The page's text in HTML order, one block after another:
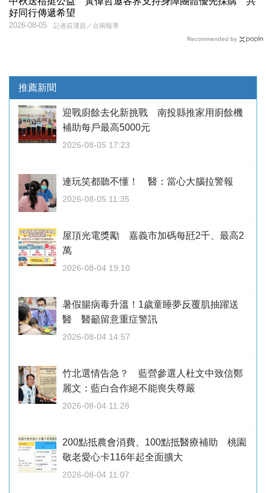
好同行傳遞希望
記者莊漢昌／台南報導
2026-08-05
Recommended by
推薦新聞
迎戰廚餘去化新挑戰 南投縣推家用廚餘機
補助每戶最高5000元
2026-08-05 17:23
連玩笑都聽不懂！ 醫：當心大腦拉警報
2026-08-05 11:35
屋頂光電獎勵 嘉義市加碼每瓩2千、最高2
萬
2026-08-04 19:10
暑假腸病毒升溫！1歲童睡夢反覆肌抽躍送
醫 醫籲留意重症警訊
2026-08-04 14:57
竹北選情告急？ 藍營參選人杜文中致信鄭
麗文：藍白合作絕不能喪失尊嚴
2026-08-04 11:28
200點抵農會消費、100點抵醫療補助 桃園
敬老愛心卡116年起全面擴大
2026-08-04 11:07